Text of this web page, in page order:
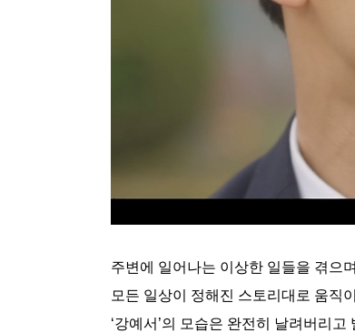
주변에 일어나는 이상한 일들을 겪으
모든 일상이 정해진 스토리대로 움직
‘강예서’의 모습은 완전히 날려버리고